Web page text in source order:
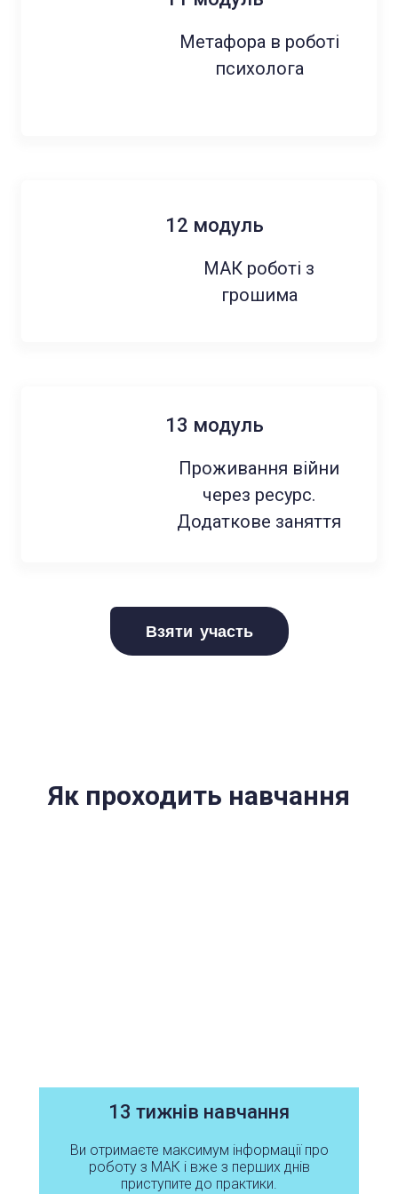
Метафора в роботі
психолога
12 модуль
МАК роботі з
грошима
13 модуль
Проживання війни
через ресурс.
Додаткове заняття
Взяти участь
Як проходить навчання
13 тижнів навчання
Ви отримаєте максимум інформації про
роботу з МАК і вже з перших днів
приступите до практики.